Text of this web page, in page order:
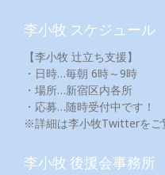
李小牧 スケジュール
【李小牧 辻立ち支援】
・日時…毎朝 6時～9時
・場所…新宿区内各所
・応募…随時受付中です！
※詳細は李小牧Twitterをご
李小牧 後援会事務所